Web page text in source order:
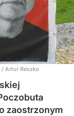
/ Artur Reszko
zaostrzonym